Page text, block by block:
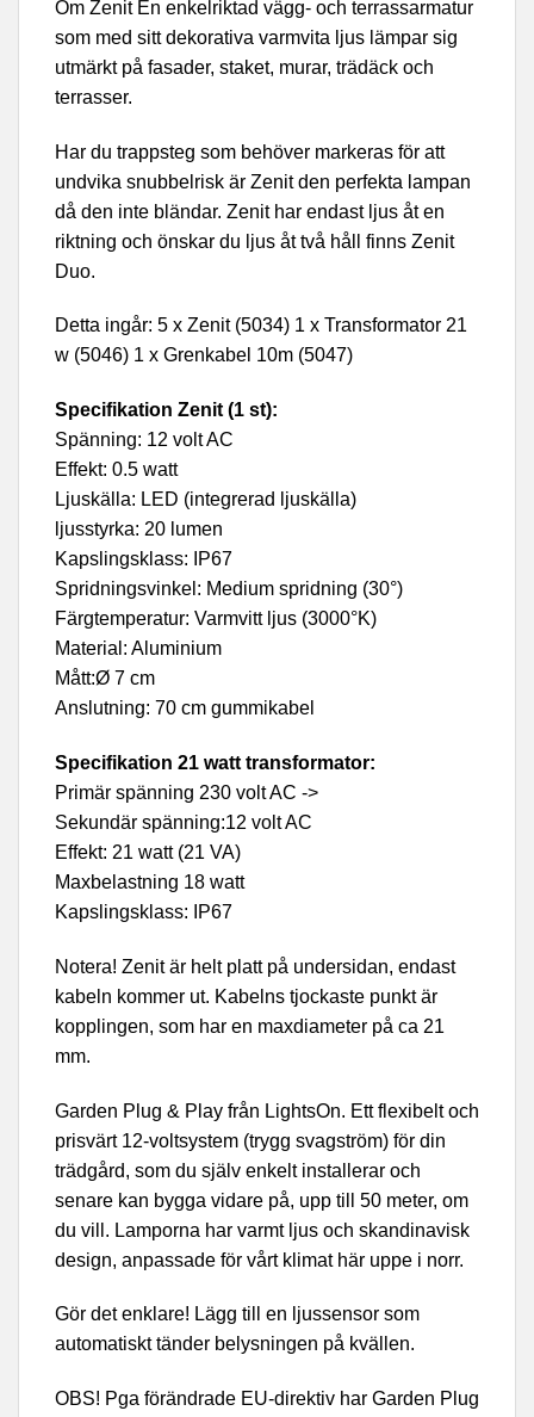
Om Zenit En enkelriktad vägg- och terrassarmatur
som med sitt dekorativa varmvita ljus lämpar sig
utmärkt på fasader, staket, murar, trädäck och
terrasser.
Har du trappsteg som behöver markeras för att
undvika snubbelrisk är Zenit den perfekta lampan
då den inte bländar. Zenit har endast ljus åt en
riktning och önskar du ljus åt två håll finns Zenit
Duo.
Detta ingår: 5 x Zenit (5034) 1 x Transformator 21
w (5046) 1 x Grenkabel 10m (5047)
Specifikation Zenit (1 st):
Spänning: 12 volt AC
Effekt: 0.5 watt
Ljuskälla: LED (integrerad ljuskälla)
ljusstyrka: 20 lumen
Kapslingsklass: IP67
Spridningsvinkel: Medium spridning (30°)
Färgtemperatur: Varmvitt ljus (3000°K)
Material: Aluminium
Mått:Ø 7 cm
Anslutning: 70 cm gummikabel
Specifikation 21 watt transformator:
Primär spänning 230 volt AC ->
Sekundär spänning:12 volt AC
Effekt: 21 watt (21 VA)
Maxbelastning 18 watt
Kapslingsklass: IP67
Notera! Zenit är helt platt på undersidan, endast
kabeln kommer ut. Kabelns tjockaste punkt är
kopplingen, som har en maxdiameter på ca 21
mm.
Garden Plug & Play från LightsOn. Ett flexibelt och
prisvärt 12-voltsystem (trygg svagström) för din
trädgård, som du själv enkelt installerar och
senare kan bygga vidare på, upp till 50 meter, om
du vill. Lamporna har varmt ljus och skandinavisk
design, anpassade för vårt klimat här uppe i norr.
Gör det enklare! Lägg till en ljussensor som
automatiskt tänder belysningen på kvällen.
OBS! Pga förändrade EU-direktiv har Garden Plug